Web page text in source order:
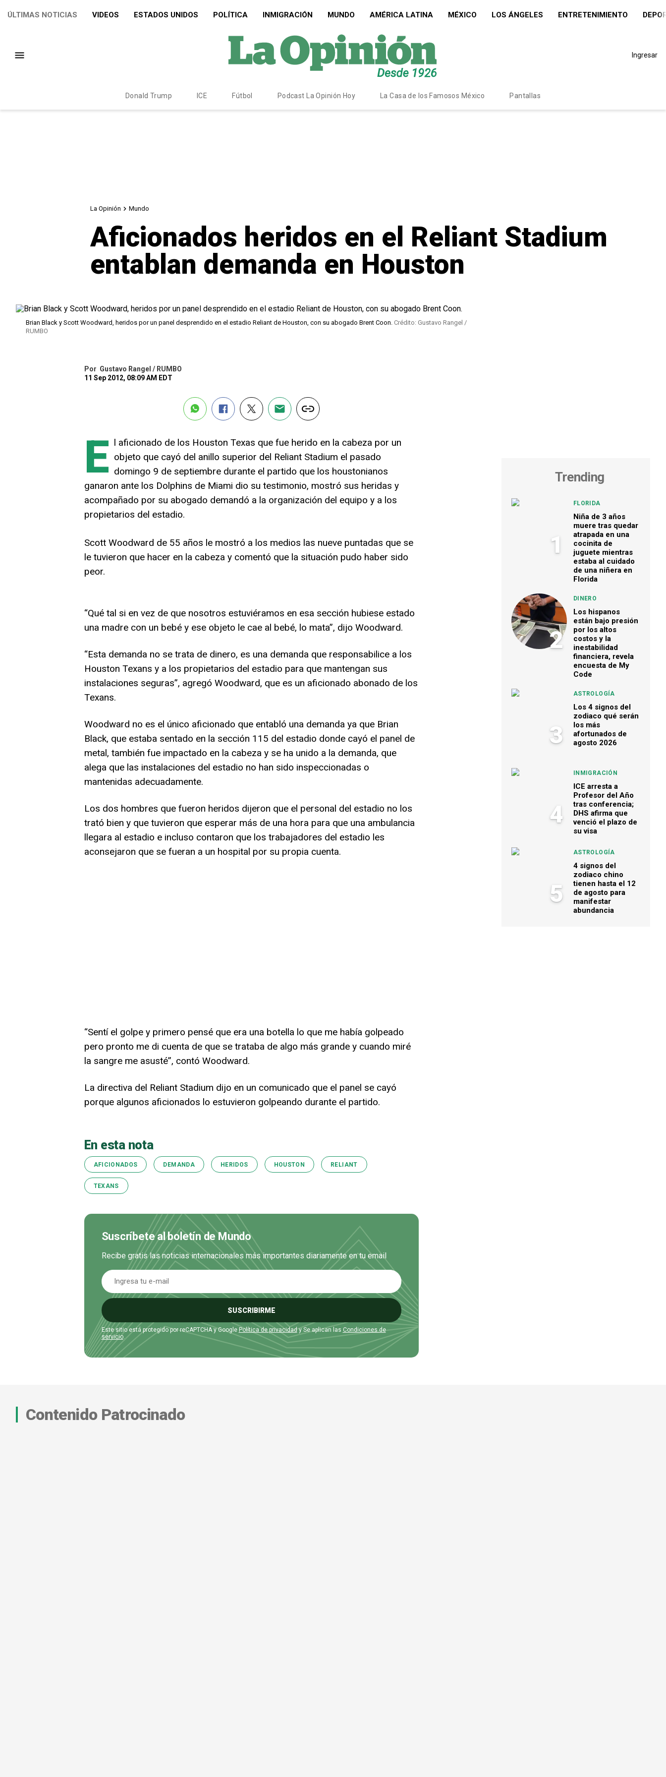
ÚLTIMAS NOTICIAS VIDEOS ESTADOS UNIDOS POLÍTICA INMIGRACIÓN MUNDO AMÉRICA LATINA MÉXICO LOS ÁNGELES ENTRETENIMIENTO
Ingresar
Donald Trump ICE Fútbol Podcast La Opinión Hoy La Casa de los Famosos México Pantallas
La Opinión Mundo
Aficionados heridos en el Reliant Stadium
entablan demanda en Houston
Brian Black y Scott Woodward, heridos por un panel desprendido en el estadio Reliant de Houston, con su abogado Brent Coon. Crédito: Gustavo Rangel /
RUMBO
Por Gustavo Rangel / RUMBO
11 Sep 2012, 08:09 AM EDT
E l aficionado de los Houston Texas que fue herido en la cabeza por un
objeto que cayó del anillo superior del Reliant Stadium el pasado
domingo 9 de septiembre durante el partido que los houstonianos
ganaron ante los Dolphins de Miami dio su testimonio, mostró sus heridas y
acompañado por su abogado demandó a la organización del equipo y a los
propietarios del estadio.
Scott Woodward de 55 años le mostró a los medios las nueve puntadas que se
le tuvieron que hacer en la cabeza y comentó que la situación pudo haber sido
peor.
“Qué tal si en vez de que nosotros estuviéramos en esa sección hubiese estado
una madre con un bebé y ese objeto le cae al bebé, lo mata”, dijo Woodward.
“Esta demanda no se trata de dinero, es una demanda que responsabilice a los
Houston Texans y a los propietarios del estadio para que mantengan sus
instalaciones seguras”, agregó Woodward, que es un aficionado abonado de los
Texans.
Woodward no es el único aficionado que entabló una demanda ya que Brian
Black, que estaba sentado en la sección 115 del estadio donde cayó el panel de
metal, también fue impactado en la cabeza y se ha unido a la demanda, que
alega que las instalaciones del estadio no han sido inspeccionadas o
mantenidas adecuadamente.
Los dos hombres que fueron heridos dijeron que el personal del estadio no los
trató bien y que tuvieron que esperar más de una hora para que una ambulancia
llegara al estadio e incluso contaron que los trabajadores del estadio les
aconsejaron que se fueran a un hospital por su propia cuenta.
“Sentí el golpe y primero pensé que era una botella lo que me había golpeado
pero pronto me di cuenta de que se trataba de algo más grande y cuando miré
la sangre me asusté”, contó Woodward.
La directiva del Reliant Stadium dijo en un comunicado que el panel se cayó
porque algunos aficionados lo estuvieron golpeando durante el partido.
En esta nota
AFICIONADOS DEMANDA HERIDOS HOUSTON RELIANT
TEXANS
Suscríbete al boletín de Mundo
Recibe gratis las noticias internacionales más importantes diariamente en tu email
SUSCRIBIRME
Este sitio está protegido por reCAPTCHA y Google Política de privacidady Se aplican las Condiciones de
servicio.
Trending
1
FLORIDA
Niña de 3 años
muere tras quedar
atrapada en una
cocinita de
juguete mientras
estaba al cuidado
de una niñera en
Florida
2
DINERO
Los hispanos
están bajo presión
por los altos
costos y la
inestabilidad
financiera, revela
encuesta de My
Code
3
ASTROLOGÍA
Los 4 signos del
zodiaco qué serán
los más
afortunados de
agosto 2026
4
INMIGRACIÓN
ICE arresta a
Profesor del Año
tras conferencia;
DHS afirma que
venció el plazo de
su visa
5
ASTROLOGÍA
4 signos del
zodiaco chino
tienen hasta el 12
de agosto para
manifestar
abundancia
Contenido Patrocinado